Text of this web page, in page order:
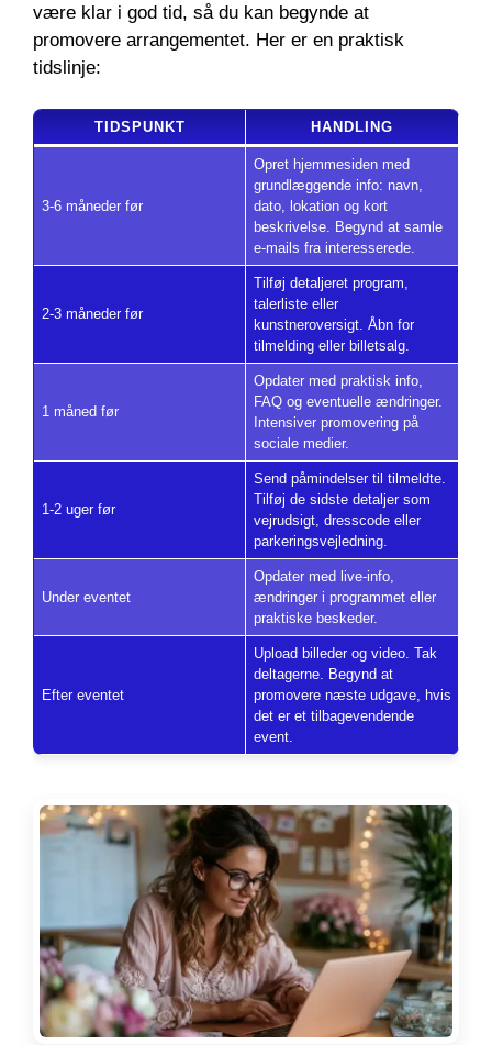
være klar i god tid, så du kan begynde at
promovere arrangementet. Her er en praktisk
tidslinje:
TIDSPUNKT HANDLING
3-6 måneder før
Opret hjemmesiden med
grundlæggende info: navn,
dato, lokation og kort
beskrivelse. Begynd at samle
e-mails fra interesserede.
2-3 måneder før
Tilføj detaljeret program,
talerliste eller
kunstneroversigt. Åbn for
tilmelding eller billetsalg.
1 måned før
Opdater med praktisk info,
FAQ og eventuelle ændringer.
Intensiver promovering på
sociale medier.
1-2 uger før
Send påmindelser til tilmeldte.
Tilføj de sidste detaljer som
vejrudsigt, dresscode eller
parkeringsvejledning.
Under eventet
Opdater med live-info,
ændringer i programmet eller
praktiske beskeder.
Efter eventet
Upload billeder og video. Tak
deltagerne. Begynd at
promovere næste udgave, hvis
det er et tilbagevendende
event.